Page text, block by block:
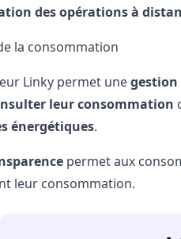
des opérations à
la consommation
Linky permet unegestion
leur consommation
énergétiques.
permet aux
leur consommation.